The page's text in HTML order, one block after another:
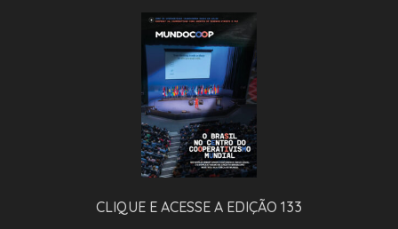
CLIQUE E ACESSE A EDIÇÃO 133